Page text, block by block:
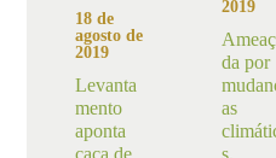
18 de
agosto de
2019
Levanta
mento
aponta
caça de
2019
da por
as
s,